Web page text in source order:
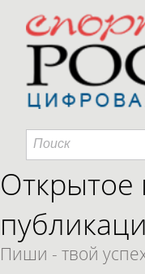
Открытое
Пиши - твой